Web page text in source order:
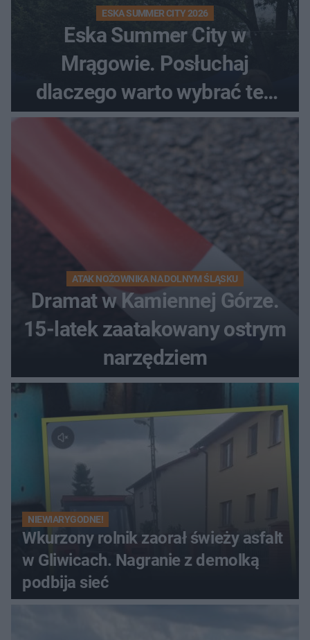
ESKA SUMMER CITY 2026
Eska Summer City w
Mrągowie. Posłuchaj
dlaczego warto wybrać ten
kierunek na urlop!
ATAK NOŻOWNIKA NA DOLNYM ŚLĄSKU
Dramat w Kamiennej Górze.
15-latek zaatakowany ostrym
narzędziem
NIEWIARYGODNE!
Wkurzony rolnik zaorał świeży asfalt
w Gliwicach. Nagranie z demolką
podbija sieć